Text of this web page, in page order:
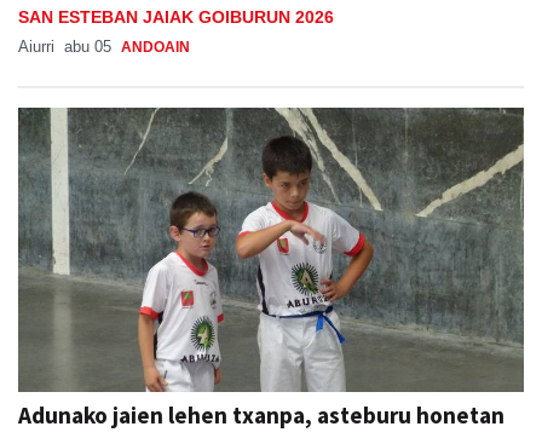
SAN ESTEBAN JAIAK GOIBURUN 2026
Aiurri abu 05 ANDOAIN
Adunako jaien lehen txanpa, asteburu honetan